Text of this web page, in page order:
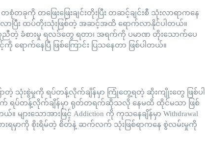
ကို တဖြေးဖြေးချင်းတိုးပြီး တဆင့်ချင်းစီ သုံးလာရာကနေ
ာပြီး ထပ်တိုးသုံးဖြစ်တဲ့ အဆင့်အထိ ရောက်လာနိုင်ပါတယ်။
တူညီတဲ့ ခံစားမှု ရလဒ်တွေ ရတာ၊ အရက်ကို ပမာဏ တိုးသောက်ပေ
ာက်နေပြီ ဖြစ်ကြောင်း ပြသနေတာ ဖြစ်ပါတယ်။
ာတဲ့ သုံးစွဲမှုကို ရပ်တန့်လိုက်ချိန်မှာ ကြုံတွေ့ရတဲ့ ဆိုးကျိုးတွေ ဖြစ်ပါ
ရပ်တန့်လိုက်ချိန်မှာ ရုတ်တရက်ဆိုသလို နေမထိ ထိုင်မသာ ဖြစ်
ားသောအားဖြင့် Addiction ကို ကုသနေချိန်မှာ Withdrawal
းရမှာကို စိုးရိမ်တဲ့ စိတ်နဲ့ ဆက်လက် သုံးဖြစ်ရာကနေ စွဲလမ်းမှုကို